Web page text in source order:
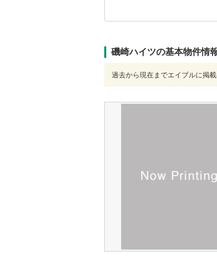
磯崎ハイツの基本物件情
過去から現在までエイブルに掲